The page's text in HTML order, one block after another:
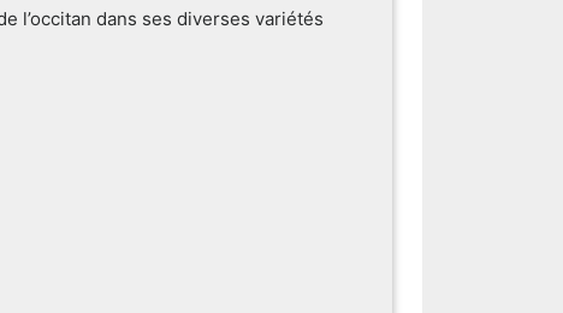
l’occitan dans ses diverses variétés